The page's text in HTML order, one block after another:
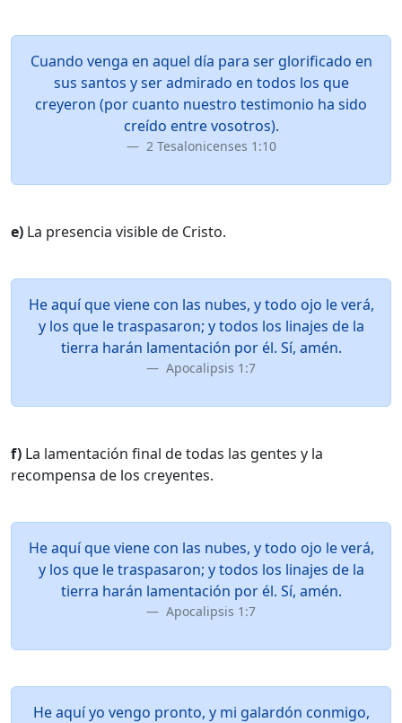
Cuando venga en aquel día para ser glorificado en
sus santos y ser admirado en todos los que
creyeron (por cuanto nuestro testimonio ha sido
creído entre vosotros).
2 Tesalonicenses 1:10
e) La presencia visible de Cristo.
He aquí que viene con las nubes, y todo ojo le verá,
y los que le traspasaron; y todos los linajes de la
tierra harán lamentación por él. Sí, amén.
Apocalipsis 1:7
f) La lamentación final de todas las gentes y la
recompensa de los creyentes.
He aquí que viene con las nubes, y todo ojo le verá,
y los que le traspasaron; y todos los linajes de la
tierra harán lamentación por él. Sí, amén.
Apocalipsis 1:7
He aquí yo vengo pronto, y mi galardón conmigo,